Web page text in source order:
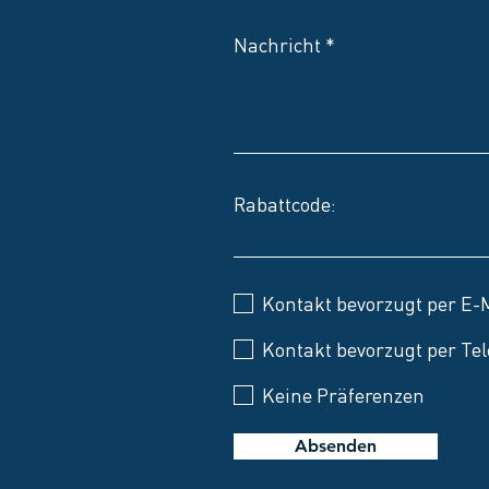
Nachricht
Rabattcode:
Kontakt bevorzugt per E-
Kontakt bevorzugt per
Keine Präferenzen
Absenden